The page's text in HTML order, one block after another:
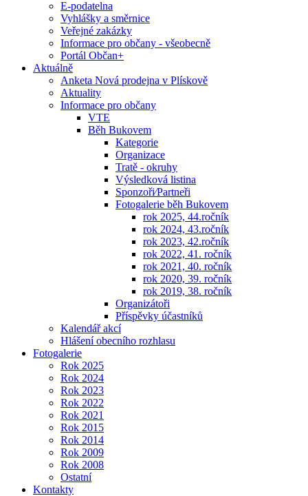
E-podatelna
Vyhlášky a směrnice
Veřejné zakázky
Informace pro občany - všeobecně
Portál Občan+
Aktuálně
Anketa Nová prodejna v Plískově
Aktuality
Informace pro občany
VTE
Běh Bukovem
Kategorie
Organizace
Tratě - okruhy
Výsledková listina
Sponzoři⁄Partneři
Fotogalerie běh Bukovem
rok 2025, 44.ročník
rok 2024, 43.ročník
rok 2023, 42.ročník
rok 2022, 41. ročník
rok 2021, 40. ročník
rok 2020, 39. ročník
rok 2019, 38. ročník
Organizátoři
Příspěvky účastníků
Kalendář akcí
Hlášení obecního rozhlasu
Fotogalerie
Rok 2025
Rok 2024
Rok 2023
Rok 2022
Rok 2021
Rok 2015
Rok 2014
Rok 2009
Rok 2008
Ostatní
Kontakty